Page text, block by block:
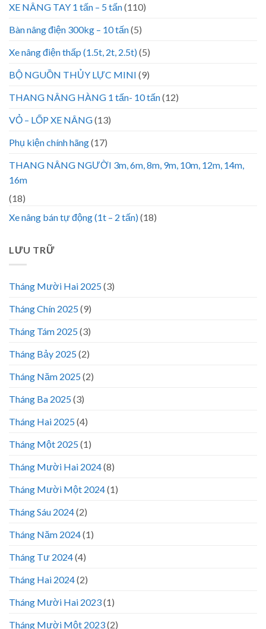
XE NÂNG TAY 1 tấn – 5 tấn(110)
Bàn nâng điện 300kg – 10 tấn(5)
Xe nâng điện thấp (1.5t, 2t, 2.5t)(5)
BỘ NGUỒN THỦY LỰC MINI (9)
THANG NÂNG HÀNG 1 tấn- 10 tấn(12)
VỎ – LỐP XE NÂNG(13)
Phụ kiện chính hãng(17)
THANG NÂNG NGƯỜI 3m, 6m, 8m, 9m, 10m, 12m, 14m,
16m
(18)
Xe nâng bán tự động (1t – 2 tấn)(18)
LƯU TRỮ
Tháng Mười Hai 2025(3)
Tháng Chín 2025(9)
Tháng Tám 2025(3)
Tháng Bảy 2025(2)
Tháng Năm 2025(2)
Tháng Ba 2025(3)
Tháng Hai 2025(4)
Tháng Một 2025(1)
Tháng Mười Hai 2024(8)
Tháng Mười Một 2024(1)
Tháng Sáu 2024(2)
Tháng Năm 2024(1)
Tháng Tư 2024(4)
Tháng Hai 2024(2)
Tháng Mười Hai 2023(1)
Tháng Mười Một 2023(2)